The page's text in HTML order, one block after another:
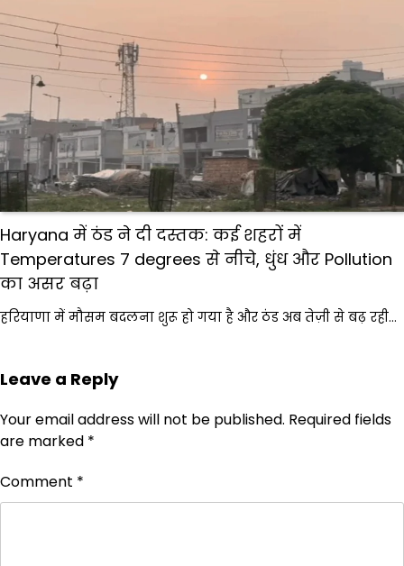
Haryana में ठंड ने दी दस्तक: कई शहरों में
Temperatures 7 degrees से नीचे, धुंध और Pollution
का असर बढ़ा
हरियाणा में मौसम बदलना शुरू हो गया है और ठंड अब तेज़ी से बढ़ रही…
Leave a Reply
Your email address will not be published. Required fields
are marked *
Comment *